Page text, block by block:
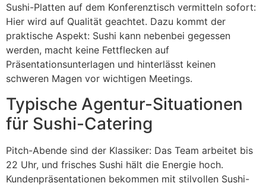
Sushi-Platten auf dem Konferenztisch vermitteln sofort:
Hier wird auf Qualität geachtet. Dazu kommt der
praktische Aspekt: Sushi kann nebenbei gegessen
werden, macht keine Fettflecken auf
Präsentationsunterlagen und hinterlässt keinen
schweren Magen vor wichtigen Meetings.
Typische Agentur-Situationen
für Sushi-Catering
Pitch-Abende sind der Klassiker: Das Team arbeitet bis
22 Uhr, und frisches Sushi hält die Energie hoch.
Kundenpräsentationen bekommen mit stilvollen Sushi-